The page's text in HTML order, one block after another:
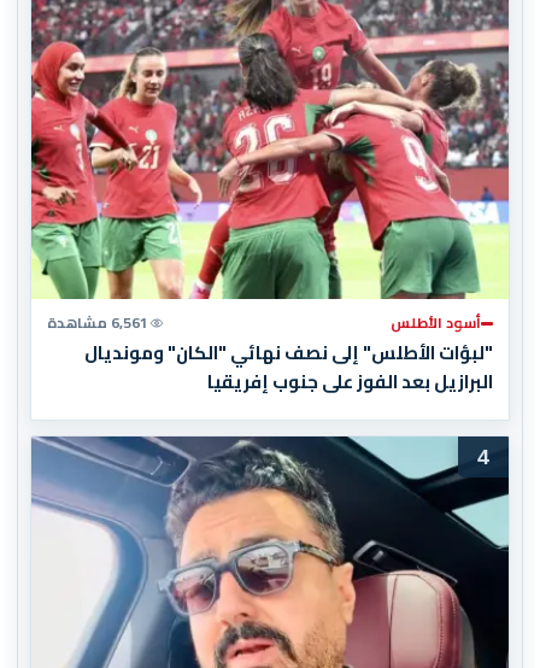
أسود الأطلس 6,561 مشاهدة
"لبؤات الأطلس" إلى نصف نهائي "الكان" ومونديال
البرازيل بعد الفوز على جنوب إفريقيا
4